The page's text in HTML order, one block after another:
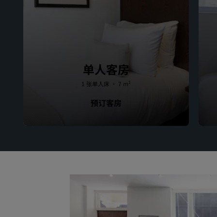
单人客房
1 张单人床 · 7 m²
预订客房